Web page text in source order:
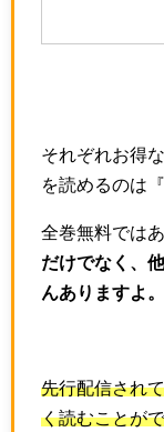
それぞれお得
を読めるのは『
全巻無料では
だけでなく、
んありますよ。
先行配信され
く読むことが